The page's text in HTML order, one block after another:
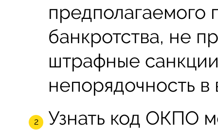
предполагаемого
банкротства, не
штрафные
непорядочность
Узнать код ОКПО